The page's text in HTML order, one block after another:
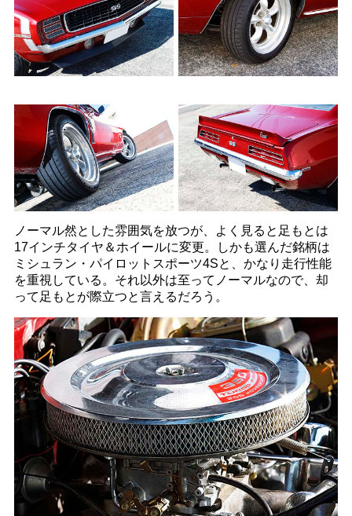
ノーマル然とした雰囲気を放つが、よく見ると足もとは
17インチタイヤ＆ホイールに変更。しかも選んだ銘柄は
ミシュラン・パイロットスポーツ4Sと、かなり走行性能
を重視している。それ以外は至ってノーマルなので、却
って足もとが際立つと言えるだろう。